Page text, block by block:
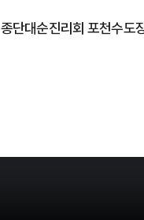
종단대순진리회 포천수도